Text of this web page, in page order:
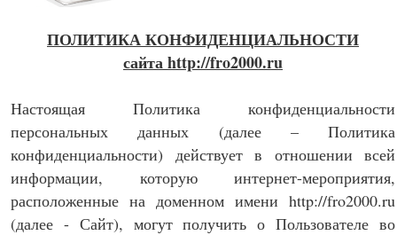
ПОЛИТИКА КОНФИДЕНЦИАЛЬНОСТИ
сайта http://fro2000.ru
Настоящая Политика конфиденциальности
персональных данных (далее – Политика
конфиденциальности) действует в отношении всей
информации, которую интернет-мероприятия,
расположенные на доменном имени http://fro2000.ru
(далее - Сайт), могут получить о Пользователе во